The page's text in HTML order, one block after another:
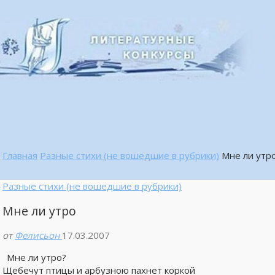
Главная Разные стихи (не вошедшие в рубрики) Мне ли
Разные стихи (не вошедшие в рубрики)
Мне ли утро
от Фелисьон 17.03.2007
Мне ли утро?
Щебечут птицы и арбузною пахнет коркой